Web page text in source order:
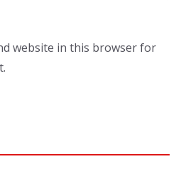
website in this browser for